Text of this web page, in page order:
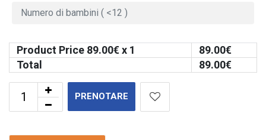
Product Price 89.00€ x 1 89.00€
Total
89.00€
PRENOTARE